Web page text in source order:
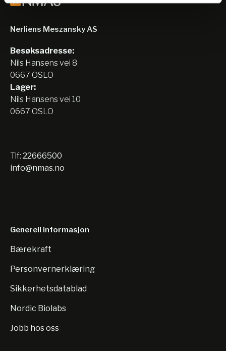
Nerliens Meszansky AS
Besøksadresse:
Nils Hansens vei 8
0667 OSLO
Lager:
Nils Hansens vei 10
0667 OSLO
Tlf: 22666500
info@nmas.no
Generell informasjon
Bærekraft
Personvernerklæring
Sikkerhetsdatablad
Nordic Biolabs
Jobb hos oss